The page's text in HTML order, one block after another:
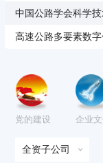
中国公路学会科学
高速公路多要素数
党的建设 企业
全资子公司